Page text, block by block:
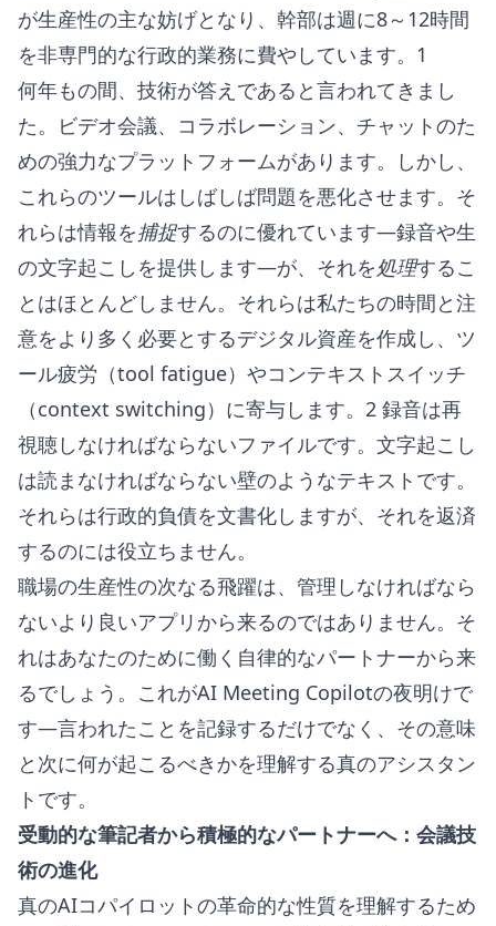
が生産性の主な妨げとなり、幹部は週に8～12時間
を非専門的な行政的業務に費やしています。1
何年もの間、技術が答えであると言われてきまし
た。ビデオ会議、コラボレーション、チャットのた
めの強力なプラットフォームがあります。しかし、
これらのツールはしばしば問題を悪化させます。そ
れらは情報を捕捉するのに優れています—録音や生
の文字起こしを提供します—が、それを処理するこ
とはほとんどしません。それらは私たちの時間と注
意をより多く必要とするデジタル資産を作成し、ツ
ール疲労（tool fatigue）やコンテキストスイッチ
（context switching）に寄与します。2 録音は再
視聴しなければならないファイルです。文字起こし
は読まなければならない壁のようなテキストです。
それらは行政的負債を文書化しますが、それを返済
するのには役立ちません。
職場の生産性の次なる飛躍は、管理しなければなら
ないより良いアプリから来るのではありません。そ
れはあなたのために働く自律的なパートナーから来
るでしょう。これがAI Meeting Copilotの夜明けで
す—言われたことを記録するだけでなく、その意味
と次に何が起こるべきかを理解する真のアシスタン
トです。
受動的な筆記者から積極的なパートナーへ：会議技
術の進化
真のAIコパイロットの革命的な性質を理解するため